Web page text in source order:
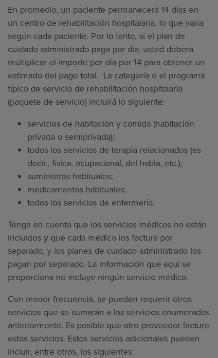
En promedio, un paciente permanecerá 14 días en
un centro de rehabilitación hospitalaria, lo que varía
según cada paciente. Por lo tanto, si el plan de
cuidado administrado paga por día, usted deberá
multiplicar el importe por día por 14 para obtener un
estimado del pago total. La categoría o el programa
típico de servicio de rehabilitación hospitalaria
(paquete de servicio) incluirá lo siguiente:
servicios de habitación y comida (habitación
privada o semiprivada);
todos los servicios de terapia relacionados (es
decir., física, ocupacional, del habla, etc.);
suministros habituales;
medicamentos habituales;
todos los servicios de enfermería.
Tenga en cuenta que los servicios médicos no están
incluidos y que cada médico los factura por
separado, y los planes de cuidado administrado los
pagan por separado. La información que aquí se
proporciona no incluye ningún servicio médico.
Con menor frecuencia, se pueden requerir otros
servicios que se sumarán a los servicios enumerados
anteriormente. Es posible que otro proveedor facture
estos servicios. Estos servicios adicionales pueden
incluir, entre otros, los siguientes: